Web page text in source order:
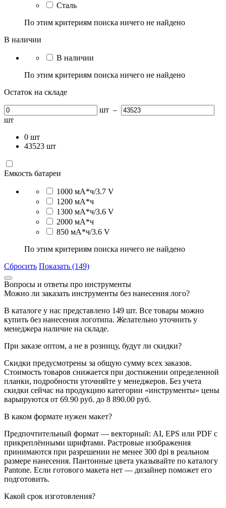
Сталь
По этим критериям поиска ничего не найдено
В наличии
В наличии
По этим критериям поиска ничего не найдено
Остаток на складе
шт –
шт
0 шт
43523 шт
Емкость батареи
1000 мА*ч/3.7 V
1200 мА*ч
1300 мА*ч/3.6 V
2000 мА*ч
850 мА*ч/3.6 V
По этим критериям поиска ничего не найдено
Сбросить Показать (149)
Вопросы и ответы про инструменты
Можно ли заказать инструменты без нанесения лого?
В каталоге у нас представлено 149 шт. Все товары можно
купить без нанесения логотипа. Желательно уточнить у
менеджера наличие на складе.
При заказе оптом, а не в розницу, будут ли скидки?
Скидки предусмотрены за общую сумму всех заказов.
Стоимость товаров снижается при достижении определенной
планки, подробности уточняйте у менеджеров. Без учета
скидки сейчас на продукцию категории «инструменты» цены
варьируются от 69.90 руб. до 8 890.00 руб.
В каком формате нужен макет?
Предпочтительный формат — векторный: AI, EPS или PDF с
прикреплёнными шрифтами. Растровые изображения
принимаются при разрешении не менее 300 dpi в реальном
размере нанесения. Пантонные цвета указывайте по каталогу
Pantone. Если готового макета нет — дизайнер поможет его
подготовить.
Какой срок изготовления?